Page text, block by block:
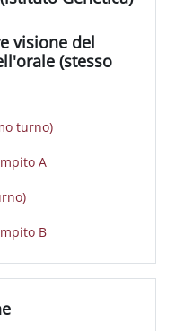
visione del
(stesso
turno)
A
B